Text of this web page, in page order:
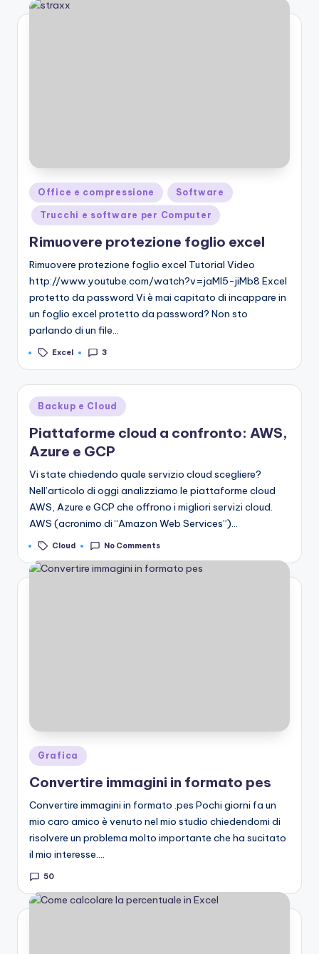
Posted
in
Office e compressione Software
Trucchi e software per Computer
Rimuovere protezione foglio excel
Rimuovere protezione foglio excel Tutorial Video
http://www.youtube.com/watch?v=jaMl5-jiMb8 Excel
protetto da password Vi è mai capitato di incappare in
un foglio excel protetto da password? Non sto
parlando di un file…
Tags: Excel 3
Posted
in
Backup e Cloud
Piattaforme cloud a confronto: AWS,
Azure e GCP
Vi state chiedendo quale servizio cloud scegliere?
Nell’articolo di oggi analizziamo le piattaforme cloud
AWS, Azure e GCP che offrono i migliori servizi cloud.
AWS (acronimo di “Amazon Web Services”)…
Tags: Cloud No Comments
Posted
in
Grafica
Convertire immagini in formato pes
Convertire immagini in formato .pes Pochi giorni fa un
mio caro amico è venuto nel mio studio chiedendomi di
risolvere un problema molto importante che ha sucitato
il mio interesse.…
50